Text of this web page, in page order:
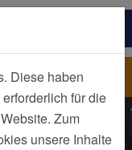
und
Haus Berge
Diese haben
für die
Zum
unsere Inhalte